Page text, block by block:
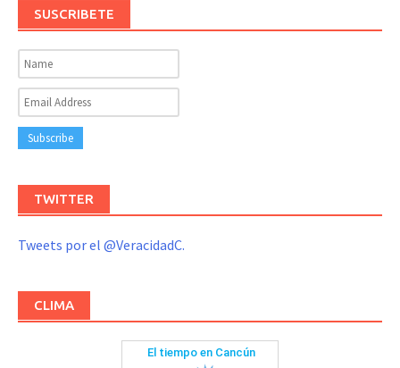
SUSCRIBETE
TWITTER
Tweets por el @VeracidadC.
CLIMA